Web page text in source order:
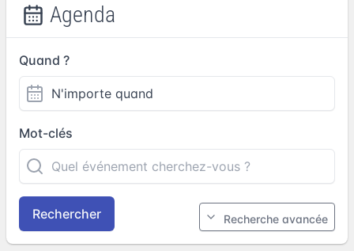
Agenda
Quand ?
Mot-clés
Rechercher Recherche avancée